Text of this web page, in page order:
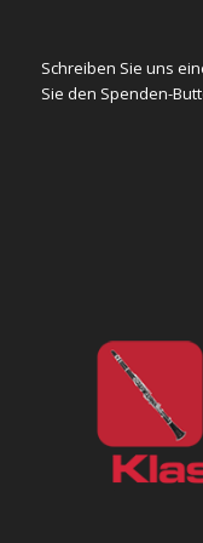
Schreiben Sie uns
Sie den Spenden-